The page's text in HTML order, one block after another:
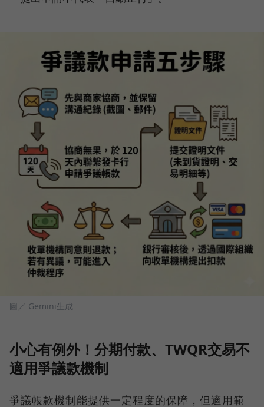
圖／ Gemini生成
小心有例外！分期付款、TWQR交易不
適用爭議款機制
爭議帳款機制能提供一定程度的保障，但適用範